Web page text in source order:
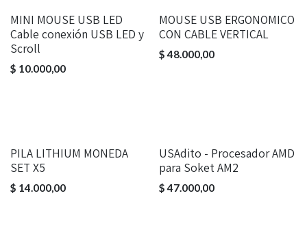
MINI MOUSE USB LED
Cable conexión USB LED y
Scroll
$ 10.000,00
MOUSE USB ERGONOMICO
CON CABLE VERTICAL
$48.000,00
PILA LITHIUM MONEDA
SET X5
$ 14.000,00
USAdito - Procesador AMD
para Soket AM2
$47.000,00